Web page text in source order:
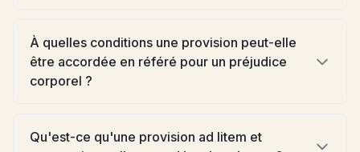
À quelles conditions une provision peut-elle
être accordée en référé pour un préjudice
corporel ?
Qu'est-ce qu'une provision ad litem et